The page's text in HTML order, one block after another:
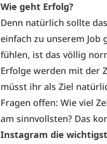
Wie geht Erfolg?
Denn natürlich sollte
einfach zu unserem
fühlen, ist das völlig
Erfolge werden mit der
müsst ihr als Ziel
Fragen offen: Wie viel
am sinnvollsten? Das
Instagram die